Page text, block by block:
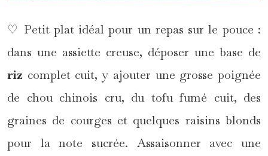
♡ Petit plat idéal pour un repas sur le pouce :
dans une assiette creuse, déposer une base de
riz complet cuit, y ajouter une grosse poignée
de chou chinois cru, du tofu fumé cuit, des
graines de courges et quelques raisins blonds
pour la note sucrée. Assaisonner avec une